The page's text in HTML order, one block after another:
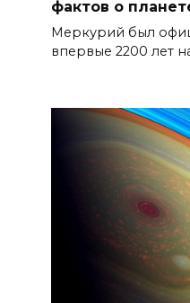
фактов о
Меркурий был
впервые 2200 лет